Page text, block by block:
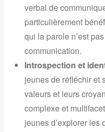
verbal de
particulièrement
qui la parole n’est
communication.
Introspection et
jeunes de réfléchir et
valeurs et leurs
complexe et
jeunes d’explorer